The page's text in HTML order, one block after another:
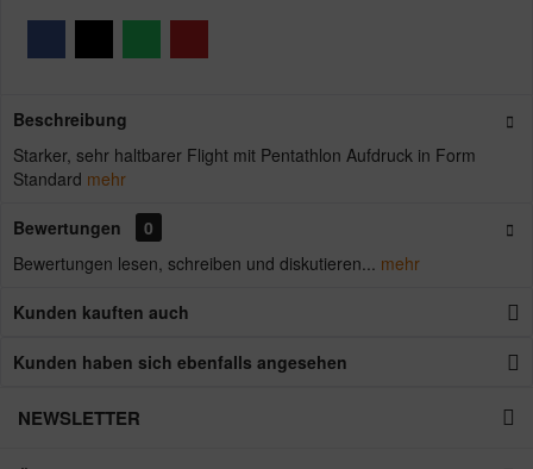
Beschreibung
Starker, sehr haltbarer Flight mit Pentathlon Aufdruck in Form
Standard mehr
Bewertungen
0
Bewertungen lesen, schreiben und diskutieren... mehr
Kunden kauften auch
Kunden haben sich ebenfalls angesehen
NEWSLETTER